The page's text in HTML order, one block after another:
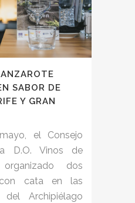
SABOR DE
Y GRAN
el Consejo
D.O. Vinos de
dos
con cata en las
del Archipiélago